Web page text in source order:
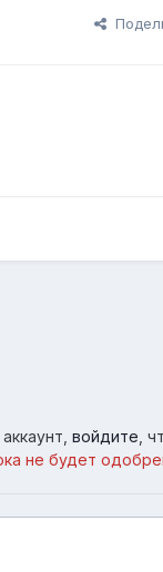
войдите ,
не будет